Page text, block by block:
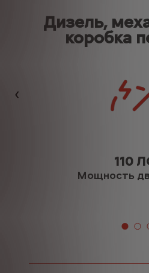
Дизель,
коробка
Назад
110
Мощность